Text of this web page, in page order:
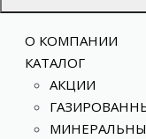
О КОМПАНИИ
КАТАЛОГ
АКЦИИ